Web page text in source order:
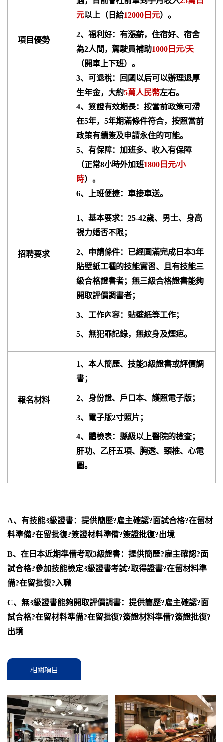
項目優勢
元以上（日給12000日元）。
2、福利好：有漲薪，住宿好、宿舍
為2人間，駕駛員補助1000日元/天
（開車上下班）。
3、可退稅：回國以后可以辦理退厚
生年金，大約5萬人民幣左右。
4、簽證有效期長：按當前政策可滯
在5年，5年期滿條件符合，按照當前
政策有續簽及申請永住的可能。
5、有保障：加班多、收入有保障
（正常8小時外加班1800日元/小
時）。
6、上班便捷：車接車送。
招聘要求
1、基本要求：25-42歲、男士、身高
視力婚否不限；
2、申請條件：已經圓滿完成日本3年
貼壁紙工種的技能實習、且有技能三
級合格證書者；無三級合格證書能夠
開取評價調書者；
3、工作內容：貼壁紙等工作；
5、無犯罪記錄，無紋身及煙疤。
報名材料
1、本人簡歷、技能3級證書或評價調
書；
2、身份證、戶口本、護照電子版；
3、電子版2寸照片；
4、體檢表：縣級以上醫院的檢查；
肝功、乙肝五項、胸透、頸椎、心電
圖。
A、有技能3級證書：提供簡歷?雇主確認?面試合格?在留材
料準備?在留批復?簽證材料準備?簽證批復?出境
B、在日本近期準備考取3級證書：提供簡歷?雇主確認?面
試合格?參加技能檢定3級證書考試?取得證書?在留材料準
備?在留批復?入職
C、無3級證書能夠開取評價調書：提供簡歷?雇主確認?面
試合格?在留材料準備?在留批復?簽證材料準備?簽證批復?
出境
相關項目